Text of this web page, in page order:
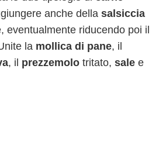
anche della salsiccia
eventualmente riducendo poi il
la mollica di pane, il
, il prezzemolo tritato, sale e